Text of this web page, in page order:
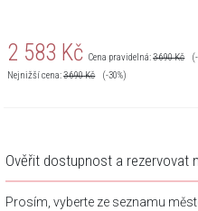
2 583 Kč Cena pravidelná:3 690Kč
Nejnižší cena:3 690Kč (-30%)
Ověřit dostupnost a rezervovat
Prosím, vyberte ze seznamu